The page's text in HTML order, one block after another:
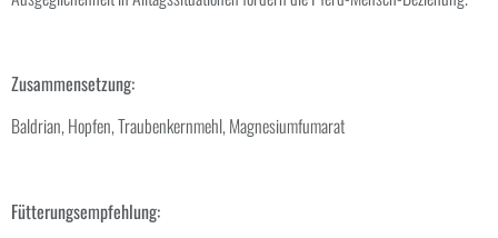
Zusammensetzung:
Baldrian, Hopfen, Traubenkernmehl, Magnesiumfumarat
Fütterungsempfehlung: